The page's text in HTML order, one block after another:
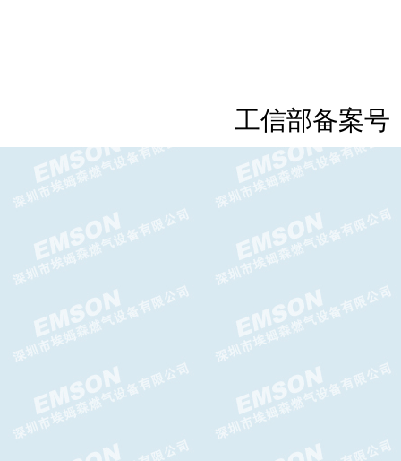
GIPS-H切断阀,GIPS-FC切断
阀,GASCAT切断阀
Argos WA减压阀，Argos WA
轴流阀
CELTIC-N氮封阀,GASCAT氮封
工信部备案号